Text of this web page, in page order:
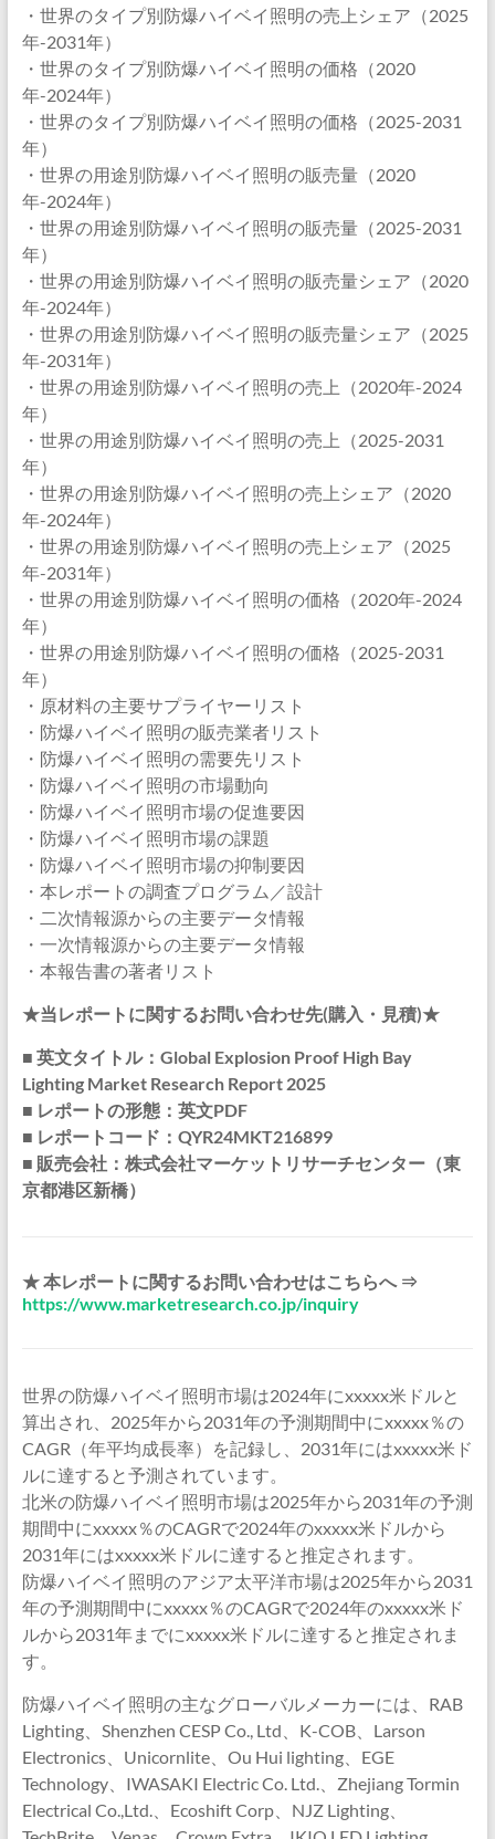
・世界のタイプ別防爆ハイベイ照明の売上シェア（2025
年-2031年）
・世界のタイプ別防爆ハイベイ照明の価格（2020
年-2024年）
・世界のタイプ別防爆ハイベイ照明の価格（2025-2031
年）
・世界の用途別防爆ハイベイ照明の販売量（2020
年-2024年）
・世界の用途別防爆ハイベイ照明の販売量（2025-2031
年）
・世界の用途別防爆ハイベイ照明の販売量シェア（2020
年-2024年）
・世界の用途別防爆ハイベイ照明の販売量シェア（2025
年-2031年）
・世界の用途別防爆ハイベイ照明の売上（2020年-2024
年）
・世界の用途別防爆ハイベイ照明の売上（2025-2031
年）
・世界の用途別防爆ハイベイ照明の売上シェア（2020
年-2024年）
・世界の用途別防爆ハイベイ照明の売上シェア（2025
年-2031年）
・世界の用途別防爆ハイベイ照明の価格（2020年-2024
年）
・世界の用途別防爆ハイベイ照明の価格（2025-2031
年）
・原材料の主要サプライヤーリスト
・防爆ハイベイ照明の販売業者リスト
・防爆ハイベイ照明の需要先リスト
・防爆ハイベイ照明の市場動向
・防爆ハイベイ照明市場の促進要因
・防爆ハイベイ照明市場の課題
・防爆ハイベイ照明市場の抑制要因
・本レポートの調査プログラム／設計
・二次情報源からの主要データ情報
・一次情報源からの主要データ情報
・本報告書の著者リスト
★当レポートに関するお問い合わせ先(購入・見積)★
■ 英文タイトル：Global Explosion Proof High Bay
Lighting Market Research Report 2025
■ レポートの形態：英文PDF
■ レポートコード：QYR24MKT216899
■ 販売会社：株式会社マーケットリサーチセンター（東
京都港区新橋）
★ 本レポートに関するお問い合わせはこちらへ ⇒
https://www.marketresearch.co.jp/inquiry
世界の防爆ハイベイ照明市場は2024年にxxxxx米ドルと
算出され、2025年から2031年の予測期間中にxxxxx％の
CAGR（年平均成長率）を記録し、2031年にはxxxxx米ド
ルに達すると予測されています。
北米の防爆ハイベイ照明市場は2025年から2031年の予測
期間中にxxxxx％のCAGRで2024年のxxxxx米ドルから
2031年にはxxxxx米ドルに達すると推定されます。
防爆ハイベイ照明のアジア太平洋市場は2025年から2031
年の予測期間中にxxxxx％のCAGRで2024年のxxxxx米ド
ルから2031年までにxxxxx米ドルに達すると推定されま
す。
防爆ハイベイ照明の主なグローバルメーカーには、RAB
Lighting、Shenzhen CESP Co., Ltd、K-COB、Larson
Electronics、Unicornlite、Ou Hui lighting、EGE
Technology、IWASAKI Electric Co. Ltd.、Zhejiang Tormin
Electrical Co.,Ltd.、Ecoshift Corp、NJZ Lighting、